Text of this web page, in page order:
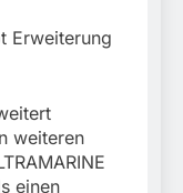
Erweiterung
weiteren
einen